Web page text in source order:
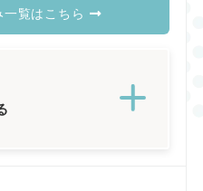
覧はこちら